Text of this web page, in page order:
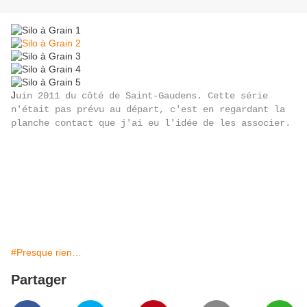
Juin 2011 du côté de Saint-Gaudens. Cette série
n'était pas prévu au départ, c'est en regardant la
planche contact que j'ai eu l'idée de les associer.
#Presque rien…
Partager